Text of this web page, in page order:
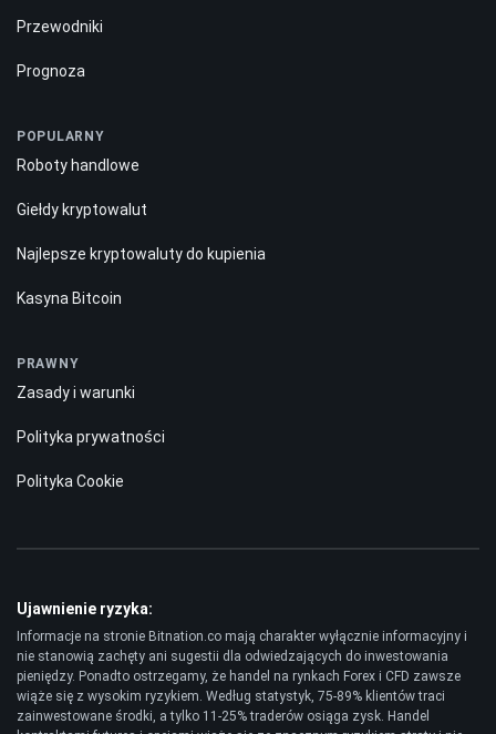
Przewodniki
Prognoza
POPULARNY
Roboty handlowe
Giełdy kryptowalut
Najlepsze kryptowaluty do kupienia
Kasyna Bitcoin
PRAWNY
Zasady i warunki
Polityka prywatności
Polityka Cookie
Ujawnienie ryzyka:
Informacje na stronie Bitnation.co mają charakter wyłącznie informacyjny i
nie stanowią zachęty ani sugestii dla odwiedzających do inwestowania
pieniędzy. Ponadto ostrzegamy, że handel na rynkach Forex i CFD zawsze
wiąże się z wysokim ryzykiem. Według statystyk, 75-89% klientów traci
zainwestowane środki, a tylko 11-25% traderów osiąga zysk. Handel